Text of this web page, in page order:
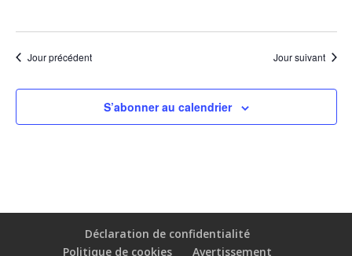
Jour précédent Jour suivant
S’abonner au calendrier
Déclaration de confidentialité
Politique de cookies
Avertissement